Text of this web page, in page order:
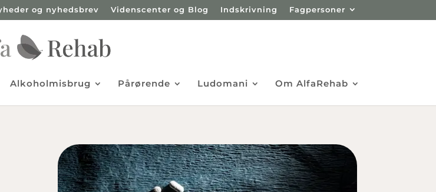
og nyhedsbrev Videnscenter og Blog Indskrivning Fagpersoner
Alkoholmisbrug Pårørende Ludomani Om AlfaRehab